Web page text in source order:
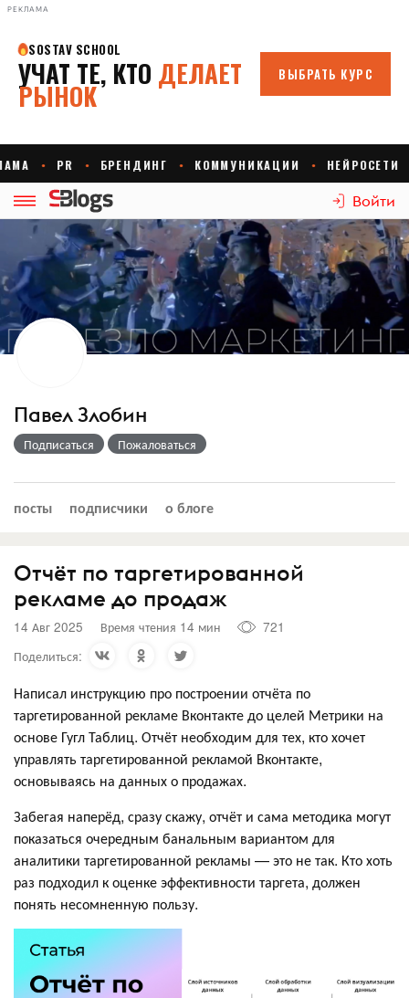
РЕКЛАМА
Войти
Павел Злобин
Подписаться Пожаловаться
посты подписчики о блоге
Отчёт по таргетированной
рекламе до продаж
14 Авг 2025 Время чтения 14 мин
721
Поделиться:
Написал инструкцию про построении отчёта по
таргетированной рекламе Вконтакте до целей Метрики на
основе Гугл Таблиц. Отчёт необходим для тех, кто хочет
управлять таргетированной рекламой Вконтакте,
основываясь на данных о продажах.
Забегая наперёд, сразу скажу, отчёт и сама методика могут
показаться очередным банальным вариантом для
аналитики таргетированной рекламы — это не так. Кто хоть
раз подходил к оценке эффективности таргета, должен
понять несомненную пользу.